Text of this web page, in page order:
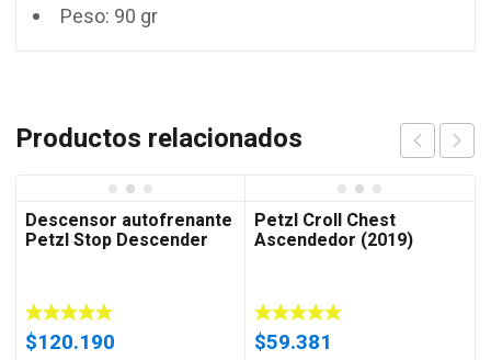
Peso: 90 gr
Productos relacionados
Descensor autofrenante
Petzl Stop Descender
$120.190
Petzl Croll Chest
Ascendedor (2019)
$59.381